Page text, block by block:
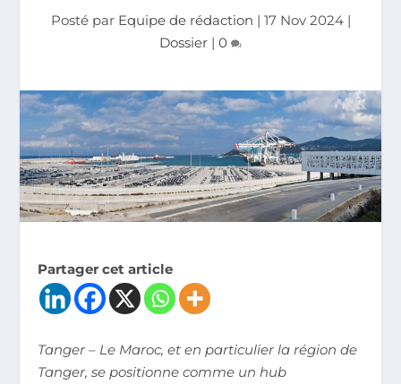
Posté par Equipe de rédaction | 17 Nov 2024|
Dossier | 0
Partager cet article
Tanger – Le Maroc, et en particulier la région de
Tanger, se positionne comme un hub